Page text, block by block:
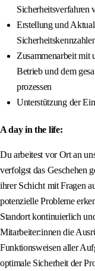
Sicherheitsverfahren
Erstellung und
Zusammenarbeit mit
Betrieb und dem
prozessen
Unterstützung der
A day in the life:
Du arbeitest vor Ort an
verfolgst das Geschehen
ihrer Schicht mit Fragen
potenzielle Probleme
Standort kontinuierlich
Mitarbeiter:innen die
Funktionsweisen aller
optimale Sicherheit der